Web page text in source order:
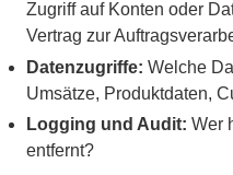
Zugriff auf Konten oder
Vertrag zur
Datenzugriffe: Welche
Umsätze, Produktdaten,
Logging und Audit: Wer
entfernt?